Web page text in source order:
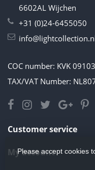
6602AL Wijchen
+31 (0)24-6455050
COC number: KVK
TAX/VAT Number:
Customer service
My account
Please accept cookies